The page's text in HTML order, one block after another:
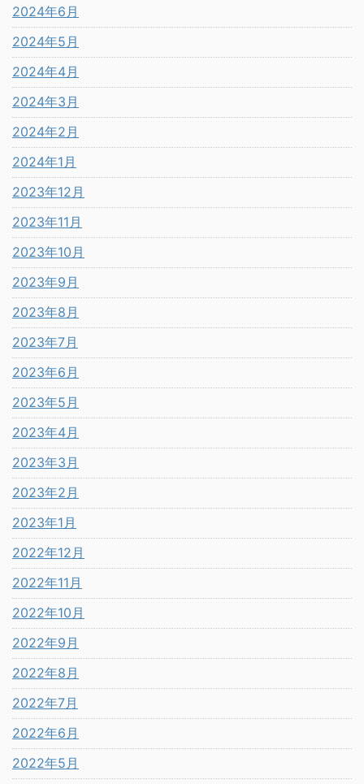
2024年6月
2024年5月
2024年4月
2024年3月
2024年2月
2024年1月
2023年12月
2023年11月
2023年10月
2023年9月
2023年8月
2023年7月
2023年6月
2023年5月
2023年4月
2023年3月
2023年2月
2023年1月
2022年12月
2022年11月
2022年10月
2022年9月
2022年8月
2022年7月
2022年6月
2022年5月